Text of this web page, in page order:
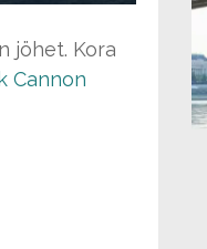
jöhet. Kora
Cannon